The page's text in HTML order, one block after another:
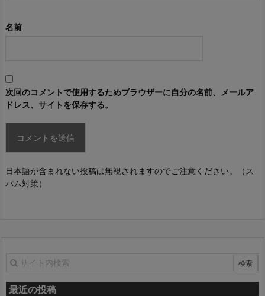
名前
次回のコメントで使用するためブラウザーに自分の名前、メールア
ドレス、サイトを保存する。
日本語が含まれない投稿は無視されますのでご注意ください。（ス
パム対策）
最近の投稿